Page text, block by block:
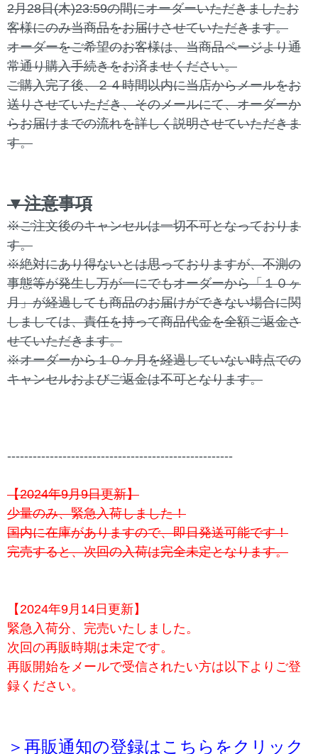
2月28日(木)23:59の間にオーダーいただきましたお
客様にのみ当商品をお届けさせていただきます。
オーダーをご希望のお客様は、当商品ページより通
常通り購入手続きをお済ませください。
ご購入完了後、２４時間以内に当店からメールをお
送りさせていただき、そのメールにて、オーダーか
らお届けまでの流れを詳しく説明させていただきま
す。
▼注意事項
※ご注文後のキャンセルは一切不可となっておりま
す。
※絶対にあり得ないとは思っておりますが、不測の
事態等が発生し万が一にでもオーダーから「１０ヶ
月」が経過しても商品のお届けができない場合に関
しましては、責任を持って商品代金を全額ご返金さ
せていただきます。
※オーダーから１０ヶ月を経過していない時点での
キャンセルおよびご返金は不可となります。
-----------------------------------------------------
【2024年9月9日更新】
少量のみ、緊急入荷しました！
国内に在庫がありますので、即日発送可能です！
完売すると、次回の入荷は完全未定となります。
【2024年9月14日更新】
緊急入荷分、完売いたしました。
次回の再販時期は未定です。
再販開始をメールで受信されたい方は以下よりご登
録ください。
＞再販通知の登録はこちらをクリック